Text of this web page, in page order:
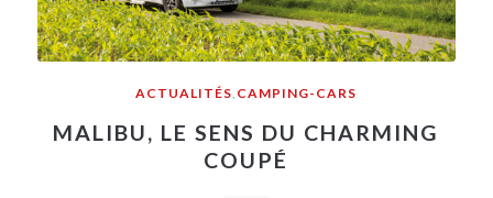
ACTUALITÉS CAMPING-CARS
MALIBU, LE SENS DU CHARMING
COUPÉ